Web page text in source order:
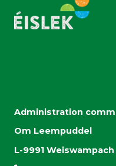
Administration
Om Leempuddel
L-9991 Weiswampach